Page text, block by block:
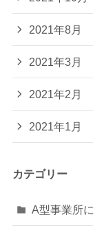
2021年8月
2021年3月
2021年2月
2021年1月
カテゴリー
A型事業所